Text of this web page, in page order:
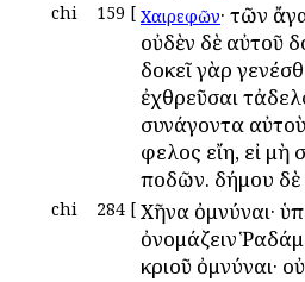
chi 159 [ Χαιρεφῶν· τῶν
οὐδὲν δὲ αὐτοῦ
δοκεῖ γὰρ
ἐχθρεῦσαι
συνάγοντα
ὄφελος εἴη, εἰ
ποδῶν. δήμου δὲ
chi 284 [ Χῆνα ὀμνύναι·
ὀνομάζειν
κριοῦ ὀμνύναι·